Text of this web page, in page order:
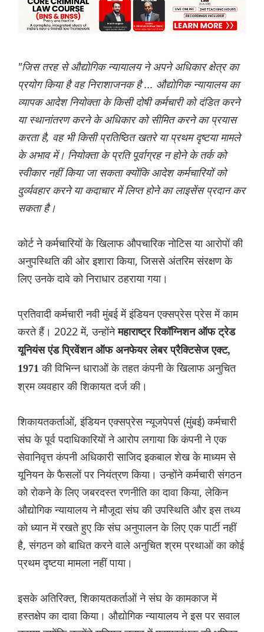
"जिस तरह से औद्योगिक न्यायालय ने अपने अधिकार क्षेत्र का
प्रयोग किया है वह निराशाजनक है ... औद्योगिक न्यायालय का
व्यापक आदेश नियोक्ता के किसी दोषी कर्मचारी को दंडित करने
या स्थानांतरण करने के अधिकार को सीमित करने का प्रयास
करता है, वह भी किसी प्रतिष्ठित खतरे या प्रथम दृष्टया मामले
के अभाव में। नियोक्ता के प्रति पूर्वाग्रह न होने के तर्क को
स्वीकार नहीं किया जा सकता क्योंकि आदेश कर्मचारियों को
दुर्व्यवहार करने या कदाचार में लिप्त होने का लाइसेंस प्रदान कर
सकता है।
कोर्ट ने कर्मचारियों के खिलाफ औपचारिक नोटिस या आरोपों की
अनुपस्थिति की ओर इशारा किया, जिससे अंतरिम संरक्षण के
लिए उनके दावे को निराधार ठहराया गया।
प्रतिवादी कर्मचारी नवी मुंबई में इंडियन एक्सप्रेस प्रेस में काम
करते हैं। 2022 में, उन्होंनेमहाराष्ट्र रिकॉग्निशन ऑफ ट्रेड
यूनियंस एंड प्रिवेंशन ऑफ अनफेयर लेबर प्रैक्टिसेज एक्ट,
1971की विभिन्न धाराओं के तहत कंपनी के खिलाफ अनुचित
श्रम व्यवहार की शिकायत दर्ज की।
शिकायतकर्ताओं, इंडियन एक्सप्रेस न्यूजपेपर्स (मुंबई) कर्मचारी
संघ के पूर्व पदाधिकारियों ने आरोप लगाया कि कंपनी ने एक
सेवानिवृत्त कंपनी अधिकारी साजिद इकबाल शेख के माध्यम से
यूनियन के फैसलों पर नियंत्रण किया। उन्होंने कर्मचारी संगठन
को रोकने के लिए जबरदस्त रणनीति का दावा किया, लेकिन
औद्योगिक न्यायालय ने मौजूदा संघ की उपस्थिति और इस तथ्य
को ध्यान में रखते हुए कि संघ अनुपालन के लिए एक पार्टी नहीं
है, संगठन को बाधित करने वाले अनुचित श्रम प्रथाओं का कोई
प्रथम दृष्टया मामला नहीं पाया।
इसके अतिरिक्त, शिकायतकर्ताओं ने संघ के कामकाज में
हस्तक्षेप का दावा किया। औद्योगिक न्यायालय ने इस पर सवाल